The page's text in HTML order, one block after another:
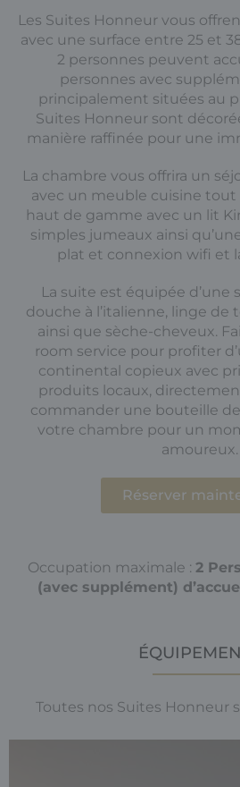
Les Suites Honneur vous
avec une surface entre 25 et
2 personnes peuvent
personnes avec
principalement situées au
Suites Honneur sont
manière raffinée pour une
La chambre vous offrira un
avec un meuble cuisine
haut de gamme avec un lit
simples jumeaux ainsi
plat et connexion wifi et
La suite est équipée d’une
douche à l’italienne, linge
ainsi que sèche-cheveux.
room service pour profiter
continental copieux avec
produits locaux,
commander une bouteille
votre chambre pour un
amoureux.
Réserver
Occupation maximale : 2
(avec supplément)
Toutes nos Suites Honneur